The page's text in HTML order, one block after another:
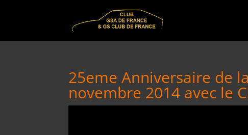
25eme Anniversaire de
novembre 2014 avec le